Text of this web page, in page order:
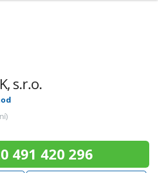
s.r.o.
491 420 296